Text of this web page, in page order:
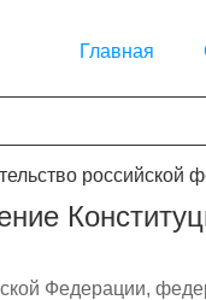
Главная
российской
Федерации,